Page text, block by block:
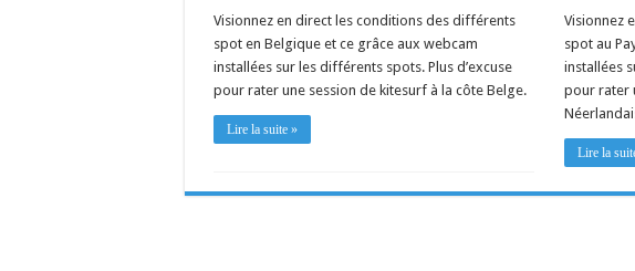
Visionnez en direct les conditions des différents
spot en Belgique et ce grâce aux webcam
installées sur les différents spots. Plus d’excuse
pour rater une session de kitesurf à la côte Belge.
Lire la suite »
Visionnez
spot au
installées
pour rater
Lire la